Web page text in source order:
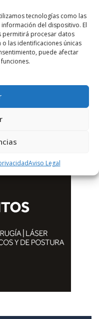
tecnologías como las
del dispositivo. El
permitirá procesar datos
las identificaciones únicas
puede afectar
Aviso Legal